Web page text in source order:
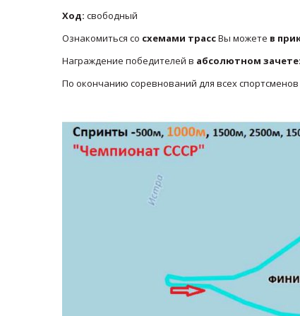
Ход: свободный
Ознакомиться со схемами трассВы можете в
Награждение победителей в абсолютном зачете
По окончанию соревнований для всех